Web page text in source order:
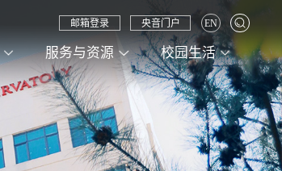
服务与资源 校园生活
邮箱登录 央音门户 EN